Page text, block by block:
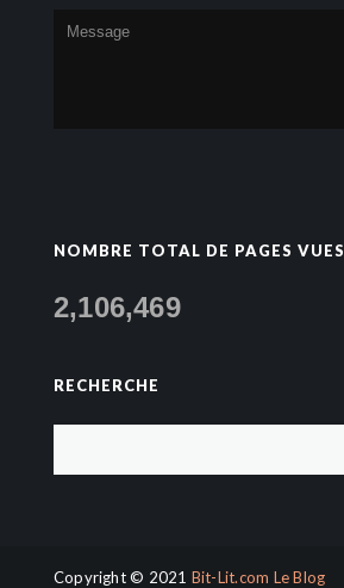
NOMBRE TOTAL DE PAGES VUES
2,106,469
RECHERCHE
Copyright © 2021 Bit-Lit.com Le Blog